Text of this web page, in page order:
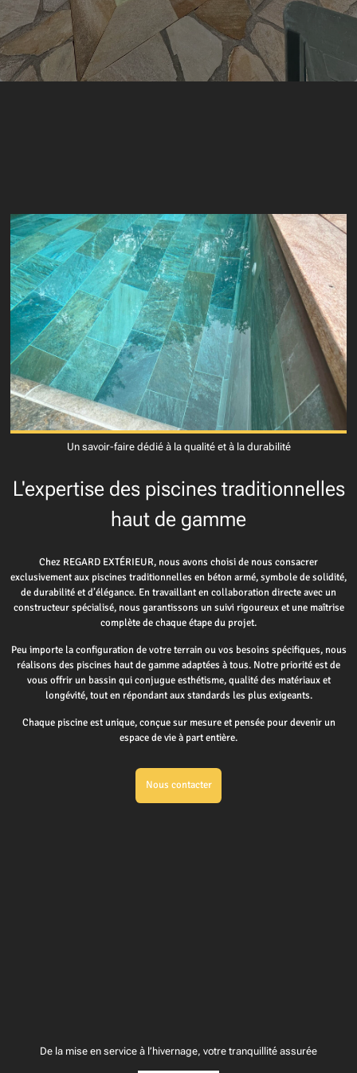
Un savoir-faire dédié à la qualité et à la durabilité
L'expertise des piscines traditionnelles
haut de gamme
Chez REGARD EXTÉRIEUR, nous avons choisi de nous consacrer
exclusivement aux piscines traditionnelles en béton armé, symbole de solidité,
de durabilité et d’élégance. En travaillant en collaboration directe avec un
constructeur spécialisé, nous garantissons un suivi rigoureux et une maîtrise
complète de chaque étape du projet.
Peu importe la configuration de votre terrain ou vos besoins spécifiques, nous
réalisons des piscines haut de gamme adaptées à tous. Notre priorité est de
vous offrir un bassin qui conjugue esthétisme, qualité des matériaux et
longévité, tout en répondant aux standards les plus exigeants.
Chaque piscine est unique, conçue sur mesure et pensée pour devenir un
espace de vie à part entière.
Nous contacter
De la mise en service à l’hivernage, votre tranquillité assurée